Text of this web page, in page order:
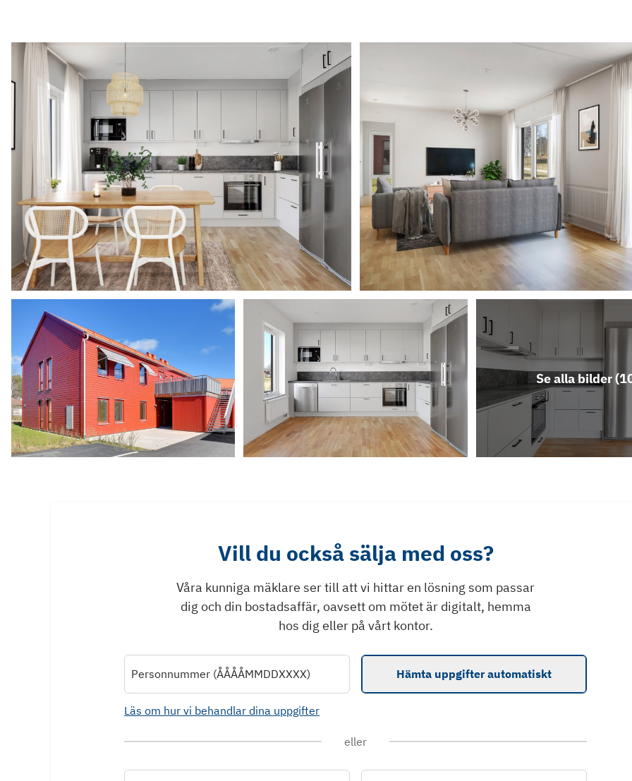
Se alla bilder (
Vill du också sälja med oss?
Våra kunniga mäklare ser till att vi hittar en lösning som passar
dig och din bostadsaffär, oavsett om mötet är digitalt, hemma
hos dig eller på vårt kontor.
Personnummer (ÅÅÅÅMMDDXXXX) Hämta uppgifter automatiskt
Läs om hur vi behandlar dina uppgifter
eller